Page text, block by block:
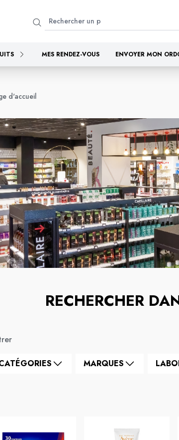
MES RENDEZ-VOUS ENVOYER MON
d'accueil
RECHERCHER
MARQUES